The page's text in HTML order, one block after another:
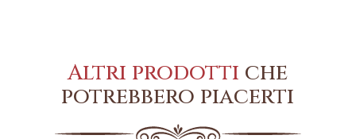
Altri prodotti che
potrebbero piacerti